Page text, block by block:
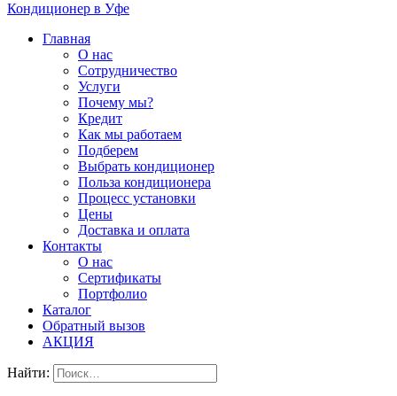
Кондиционер в Уфе
Главная
О нас
Сотрудничество
Услуги
Почему мы?
Кредит
Как мы работаем
Подберем
Выбрать кондиционер
Польза кондиционера
Процесс установки
Цены
Доставка и оплата
Контакты
О нас
Сертификаты
Портфолио
Каталог
Обратный вызов
АКЦИЯ
Найти: